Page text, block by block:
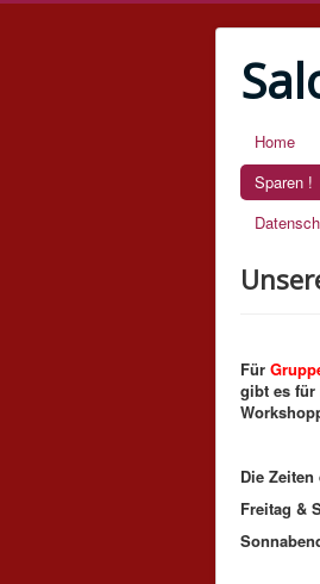
Home
Sparen !
Für
gibt es für
Die
Freitag &